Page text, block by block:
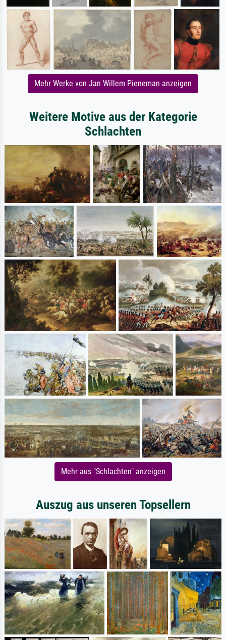
Mehr Werke von Jan Willem Pieneman anzeigen
Weitere Motive aus der Kategorie
Schlachten
Mehr aus "Schlachten" anzeigen
Auszug aus unseren Topsellern